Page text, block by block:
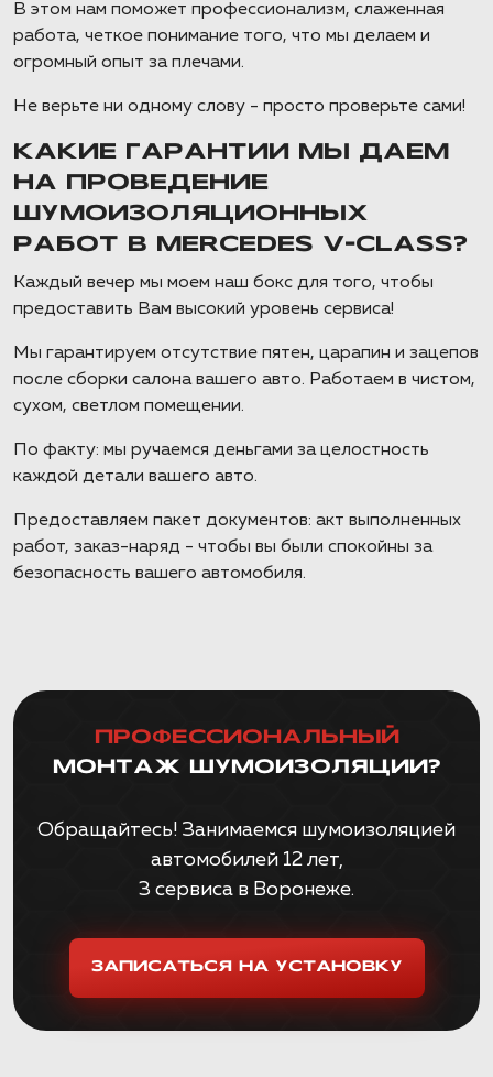
В этом нам поможет профессионализм, слаженная
работа, четкое понимание того, что мы делаем и
огромный опыт за плечами.
Не верьте ни одному слову - просто проверьте сами!
КАКИЕ ГАРАНТИИ МЫ ДАЕМ
НА ПРОВЕДЕНИЕ
ШУМОИЗОЛЯЦИОННЫХ
РАБОТ В MERCEDES V-CLASS?
Каждый вечер мы моем наш бокс для того, чтобы
предоставить Вам высокий уровень сервиса!
Мы гарантируем отсутствие пятен, царапин и зацепов
после сборки салона вашего авто. Работаем в чистом,
сухом, светлом помещении.
По факту: мы ручаемся деньгами за целостность
каждой детали вашего авто.
Предоставляем пакет документов: акт выполненных
работ, заказ-наряд - чтобы вы были спокойны за
безопасность вашего автомобиля.
ПРОФЕССИОНАЛЬНЫЙ
МОНТАЖ ШУМОИЗОЛЯЦИИ?
Обращайтесь! Занимаемся шумоизоляцией
автомобилей 12 лет,
3 сервиса в Воронеже.
ЗАПИСАТЬСЯ НА УСТАНОВКУ